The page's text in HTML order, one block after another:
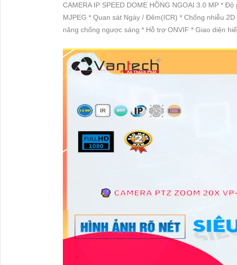
CAMERA IP SPEED DOME HỒNG NGOẠI 3.0 MP *
MJPEG * Quan sát Ngày / Đêm(ICR) * Chống nhiễu
năng chống ngược sáng * Hỗ trợ ONVIF * Giao diện